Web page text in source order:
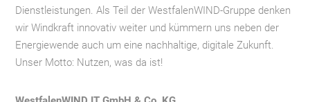
Dienstleistungen. Als Teil der WestfalenWIND-Gruppe denken
wir Windkraft innovativ weiter und kümmern uns neben der
Energiewende auch um eine nachhaltige, digitale Zukunft.
Unser Motto: Nutzen, was da ist!